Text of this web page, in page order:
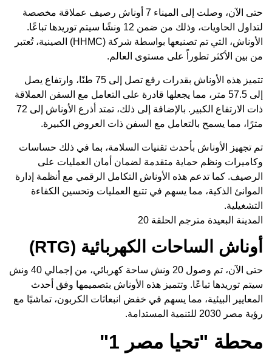
حتى الآن، وصلت إلى الميناء 7 أوناش رصيف عملاقة مخصصة
لتداول الحاويات، وذلك من ضمن 12 ونشًا سيتم توريدها تباعًا.
الأوناش، التي تم تصنيعها بواسطة شركة (HHMC) الصينية، تُعتبر
من بين الأكثر تطوراً على مستوى العالم.
تتميز هذه الأوناش بقدرات رفع تصل إلى 75 طنًا، وارتفاع يصل
إلى 57.5 متر، مما يجعلها قادرة على التعامل مع السفن العملاقة
ذات الارتفاع الكبير. بالإضافة إلى ذلك، تمتد أذرع الأوناش إلى 72
مترًا، مما يسمح بالتعامل مع السفن ذات العروض الكبيرة.
تم تجهيز الأوناش بأحدث تقنيات السلامة، بما في ذلك حساسات
وكاميرات ونظم حماية متقدمة لضمان أمان العمليات على
الرصيف. كما تدعم هذه الأوناش التكامل الرقمي مع أنظمة إدارة
الموانئ الذكية، مما يسهم في تتبع العمليات وتحسين الكفاءة
التشغيلية.
المدينة البعيدة مترجم الحلقة 20
أوناش الساحات الكهربائية (RTG)
حتى الآن، تم وصول 20 ونش ساحة كهربائي، من إجمالي 40 ونش
سيتم توريدها تباعًا. وتتميز هذه الأوناش بتصميمها وفق أحدث
المعايير البيئية، مما يسهم في خفض انبعاثات الكربون، تماشيًا مع
رؤية مصر 2030 للتنمية المستدامة.
محطة "تحيا مصر 1"